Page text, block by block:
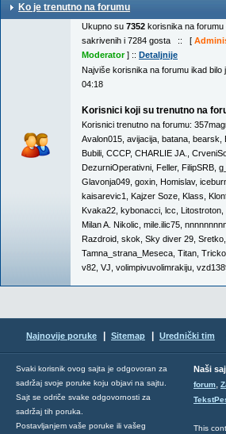
Ko je trenutno na forumu
Ukupno su 7352 korisnika na
sakrivenih i 7284 gosta :: [
Moderator] :: Detaljnije
Najviše korisnika na forumu ikad bilo
04:18
Korisnici koji su trenutno na
Korisnici trenutno na forumu:
Avalon015 avijacija batana bearsk
Bubili CCCP, CHARLIE JA.
DezurniOperativni Feller, FilipSRB
Glavonja049 goxin Homislav,
kaisarevic1
Kajzer Soze Klass
Kvaka22 kybonacci lcc Litostroton
Milan A. Nikolic mile.ilic75
Razdroid skok Sky diver 29 Sretko
Tamna_strana_Meseca Titan
v82 VJ volimpivuvolimrakiju
Najnovije poruke Sitemap Urednički tim
Svaki korisnik ovog sajta je odgovoran za
sadržaj svoje poruke koju objavi na sajtu.
Sajt se odriče svake odgovornosti za
sadržaj tih poruka.
Postavljanjem vaše poruke ili vašeg
Naši
forum,
This